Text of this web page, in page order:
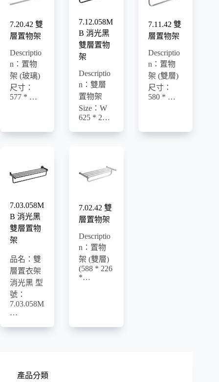
7.20.42 雙
層置物架
Descriptio
n：置物
架 (玻璃)
尺寸：
577 * …
7.12.058M
B 消光黑
雙層置物
架
Descriptio
n：雙層
置物架
Size：W
625 * 2…
7.11.42 雙
層置物架
Descriptio
n：置物
架 (雙層)
尺寸：
580 * …
7.03.058M
B 消光黑
雙層置物
架
品名：雙
層置衣架
消光黑 型
號：
7.03.058M
…
7.02.42 雙
層置物架
Descriptio
n：置物
架 (雙層)
(588 * 226
*…
產品分類